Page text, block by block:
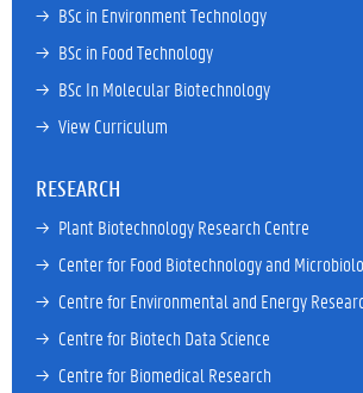
→ BSc in Environment Technology
→ BSc in Food Technology
→ BSc In Molecular Biotechnology
→ View Curriculum
RESEARCH
→ Plant Biotechnology Research Centre
→ Center for Food Biotechnology and
→ Centre for Environmental and Energy
→ Centre for Biotech Data Science
→ Centre for Biomedical Research